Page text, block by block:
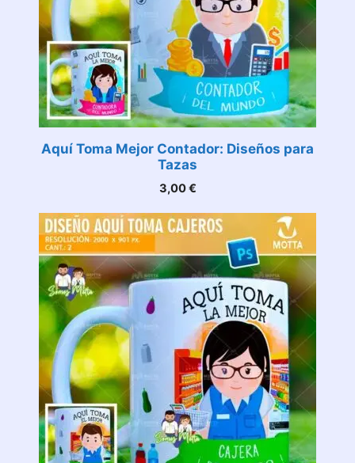
Aquí Toma Mejor Contador: Diseños para
Tazas
3,00€